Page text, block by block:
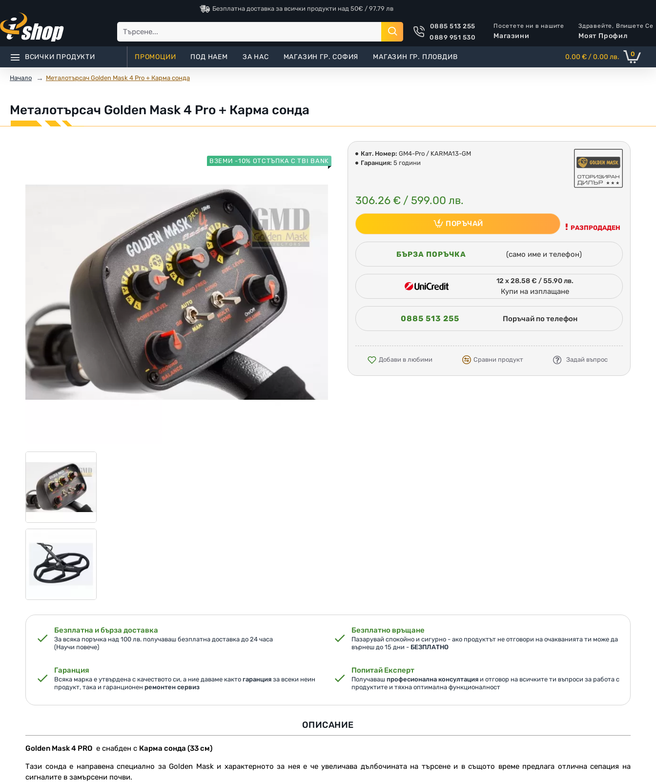
Безплатна доставка за всички продукти над 50€ / 97.79 лв
0885 513 255
0889 951 530
Посетете ни в нашите
Магазини
Здравейте, Впишете Се
Моят Профил
ВСИЧКИ ПРОДУКТИ ПРОМОЦИИ ПОД НАЕМ ЗА НАС МАГАЗИН ГР. СОФИЯ МАГАЗИН ГР. ПЛОВДИВ 0.00 € / 0.00 лв. 0
Начало Металотърсач Golden Mask 4 Pro + Карма сонда
Металотърсач Golden Mask 4 Pro + Карма сонда
ВЗЕМИ -10% ОТСТЪПКА С TBI BANK
Кат. Номер: GM4-Pro / KARMA13-GM
Гаранция: 5 години
306.26 € / 599.00 лв.
ПОРЪЧАЙ РАЗПРОДАДЕН
БЪРЗА ПОРЪЧКА (само име и телефон)
12 x 28.58 € / 55.90 лв.
Купи на изплащане
0885 513 255 Поръчай по телефон
Задай въпрос
Добави в любими Сравни продукт
Безплатна и бърза доставка
За всяка поръчка над 100 лв. получаваш безплатна доставка до 24 часа
(Научи повече)
Безплатно връщане
Пазарувай спокойно и сигурно - ако продуктът не отговори на очакванията ти може да
върнеш до 15 дни - БЕЗПЛАТНО
Гаранция
Всяка марка е утвърдена с качеството си, а ние даваме както гаранция за всеки неин
продукт, така и гаранционен ремонтен сервиз
Попитай Експерт
Получаваш професионална консултацияи отговор на всичките ти въпроси за работа с
продуктите и тяхна оптимална функционалност
ОПИСАНИЕ
Golden Mask 4 PRO е снабден с Карма сонда (33 см)
Тази сонда е направена специално за Golden Mask и характерното за нея е че увеличава дълбочината на търсене и в същото време предлага отлична сепация на
сигналите в замърсени почви.